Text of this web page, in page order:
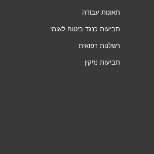
תאונות עבודה
תביעות כנגד ביטוח לאומי
רשלנות רפואית
תביעות נזיקין